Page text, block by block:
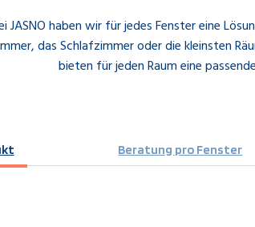
JASNO haben wir für jedes Fenster eine
das Schlafzimmer oder die kleinsten
bieten für jeden Raum eine
Beratung pro Fenster